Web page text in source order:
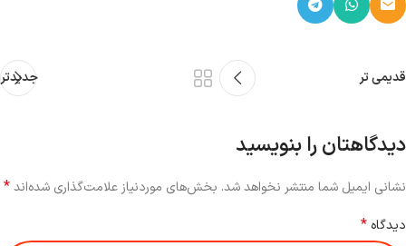
جدیدتر قدیمی تر
دیدگاهتان را بنویسید
نشانی ایمیل شما منتشر نخواهد شد. بخش‌های موردنیاز علامت‌گذاری شده‌اند*
دیدگاه *